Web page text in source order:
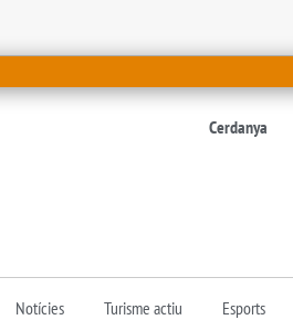
Cerdanya
Notícies Turisme actiu Esports